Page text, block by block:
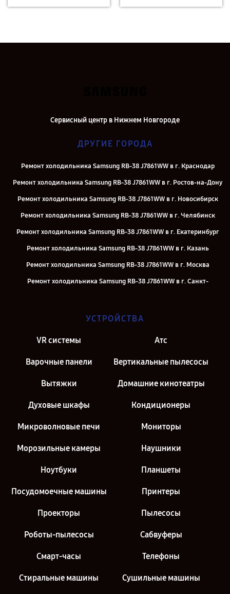
Сервисный центр в Нижнем Новгороде
ДРУГИЕ ГОРОДА
Ремонт холодильника Samsung RB-38 J7861WW в г. Краснодар
Ремонт холодильника Samsung RB-38 J7861WW в г. Ростов-на-Дону
Ремонт холодильника Samsung RB-38 J7861WW в г. Новосибирск
Ремонт холодильника Samsung RB-38 J7861WW в г. Челябинск
Ремонт холодильника Samsung RB-38 J7861WW в г. Екатеринбург
Ремонт холодильника Samsung RB-38 J7861WW в г. Казань
Ремонт холодильника Samsung RB-38 J7861WW в г. Москва
Ремонт холодильника Samsung RB-38 J7861WW в г. Санкт-
УСТРОЙСТВА
VR системы Атс
Варочные панели Вертикальные пылесосы
Вытяжки Домашние кинотеатры
Духовые шкафы Кондиционеры
Микроволновые печи Мониторы
Морозильные камеры Наушники
Ноутбуки Планшеты
Посудомоечные машины Принтеры
Проекторы Пылесосы
Роботы-пылесосы Сабвуферы
Смарт-часы Телефоны
Стиральные машины Сушильные машины